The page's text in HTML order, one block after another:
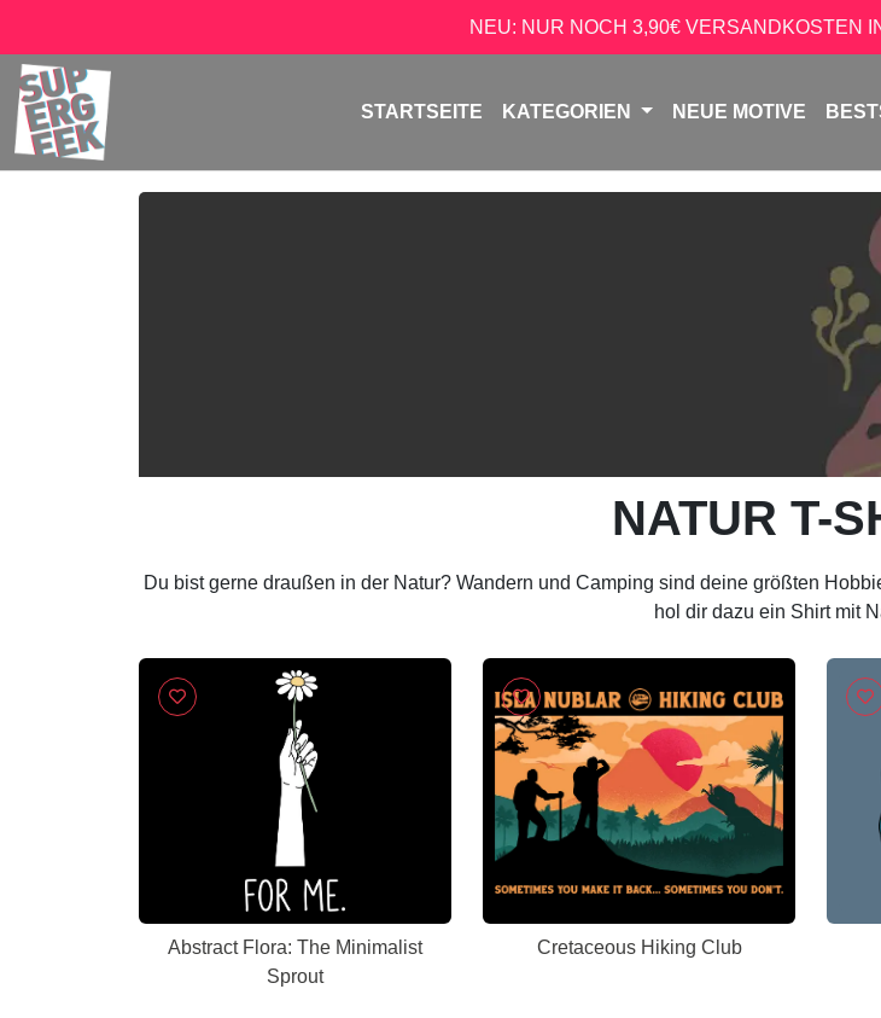
NEU: NUR NOCH 3,90€ VERSANDKOSTEN
STARTSEITE KATEGORIEN NEUE MOTIVE
NATUR T-
Du bist gerne draußen in der Natur? Wandern und Camping sind deine größten
hol dir dazu ein Shirt mit
Abstract Flora: The Minimalist
Sprout
Cretaceous Hiking Club